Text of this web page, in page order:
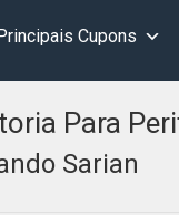
Cupons
Para
Sarian